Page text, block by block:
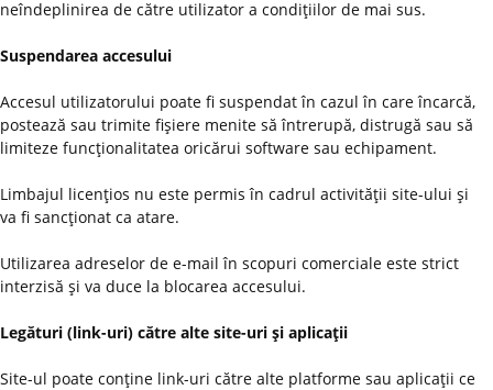
neîndeplinirea de către utilizator a condiţiilor de mai sus.
Suspendarea accesului
Accesul utilizatorului poate fi suspendat în cazul în care încarcă,
postează sau trimite fişiere menite să întrerupă, distrugă sau să
limiteze funcţionalitatea oricărui software sau echipament.
Limbajul licenţios nu este permis în cadrul activităţii site-ului şi
va fi sancţionat ca atare.
Utilizarea adreselor de e-mail în scopuri comerciale este strict
interzisă şi va duce la blocarea accesului.
Legături (link-uri) către alte site-uri şi aplicaţii
Site-ul poate conţine link-uri către alte platforme sau aplicaţii ce